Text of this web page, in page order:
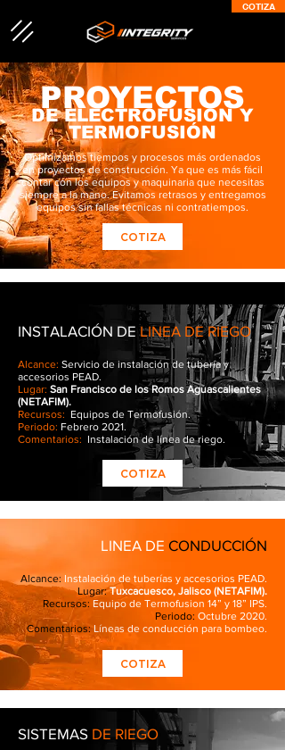
COTIZA
PROYECTOS
DE ELECTROFUSIÓN Y
TERMOFUSIÓN
Optimizamos tiempos y procesos más ordenados
en proyectos de construcción. Ya que es más fácil
contar con los equipos y maquinaria que necesitas
siempre a la mano. Evitamos retrasos y entregamos
equipos sin fallas técnicas ni contratiempos.
COTIZA
INSTALACIÓN DELINEA DE RIEGO
Alcance: Servicio de instalación de tubería y
accesorios PEAD.
Lugar: San Francisco de los Romos Aguascalientes
(NETAFIM).
Recursos: Equipos de Termofusión.
Periodo: Febrero 2021.
Comentarios: Instalación de línea de riego.
COTIZA
LINEA DE CONDUCCIÓN
Alcance: Instalación de tuberías y accesorios PEAD.
Lugar: Tuxcacuesco, Jalisco (NETAFIM).
Recursos: Equipo de Termofusion 14” y 18” IPS.
Periodo: Octubre 2020.
Comentarios:Líneas de conducción para bombeo.
COTIZA
SISTEMAS DE RIEGO